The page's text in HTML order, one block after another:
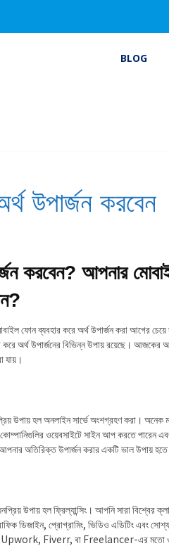
BLOG
উপার্জন করবেন
করবেন? আপনার
ফোন ব্যবহার করে অর্থ উপার্জন করা আগের
অর্থ উপার্জনের বিভিন্ন উপায় রয়েছে। আজকের
যায়।
উপায় হল অনলাইন সার্ভে অংশগ্রহণ করা। অনেক
ওয়েবসাইটে সাইন আপ করতে পারেন
অতিরিক্ত উপার্জন করার একটি ভাল উপায় হতে
উপায় হল ফ্রিল্যান্সিং। আপনি সারা বিশ্বের
ডিজাইন, প্রোগ্রামিং, ভিডিও এডিটিং এবং
Upwork, Fiverr, বা Freelancer-এর মতো